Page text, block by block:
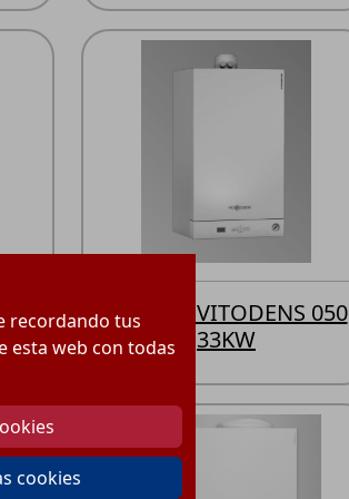
recordando tus
esta web con todas
cookies
7202941 VITODENS 050
33KW